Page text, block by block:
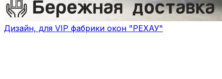
Дизайн, для VIP фабрики окон "РЕХАУ"